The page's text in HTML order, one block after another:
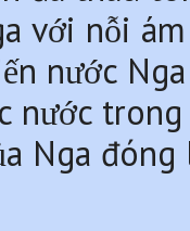
với nỗi
nước
nước
Nga